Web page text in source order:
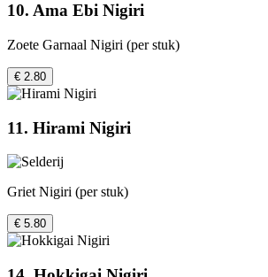
10. Ama Ebi Nigiri
Zoete Garnaal Nigiri (per stuk)
€ 2.80
11. Hirami Nigiri
Griet Nigiri (per stuk)
€ 5.80